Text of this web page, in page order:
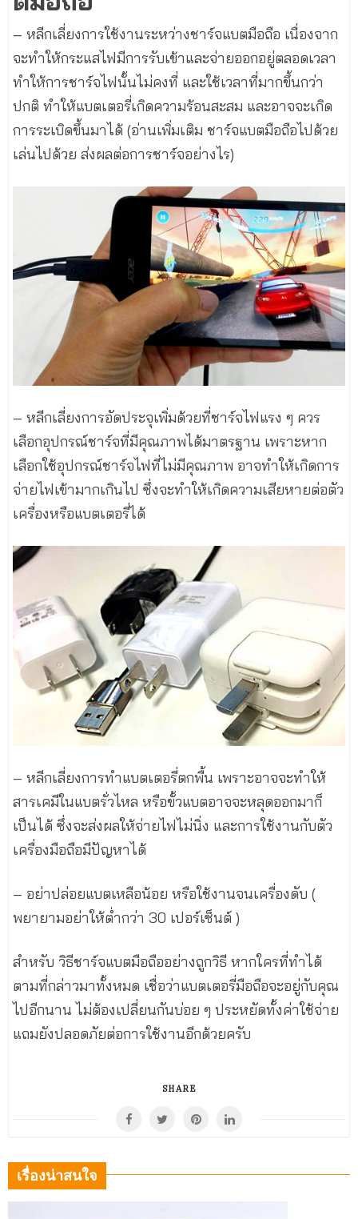
– หลีกเลี่ยงการใช้งานระหว่างชาร์จแบตมือถือ เนื่องจาก
จะทำให้กระแสไฟมีการรับเข้าและจ่ายออกอยู่ตลอดเวลา
ทำให้การชาร์จไฟนั้นไม่คงที่ และใช้เวลาที่มากขึ้นกว่า
ปกติ ทำให้แบตเตอรี่เกิดความร้อนสะสม และอาจจะเกิด
การระเบิดขึ้นมาได้ (อ่านเพิ่มเติม ชาร์จแบตมือถือไปด้วย
เล่นไปด้วย ส่งผลต่อการชาร์จอย่างไร)
– หลีกเลี่ยงการอัดประจุเพิ่มด้วยที่ชาร์จไฟแรง ๆ ควร
เลือกอุปกรณ์ชาร์จที่มีคุณภาพได้มาตรฐาน เพราะหาก
เลือกใช้อุปกรณ์ชาร์จไฟที่ไม่มีคุณภาพ อาจทำให้เกิดการ
จ่ายไฟเข้ามากเกินไป ซึ่งจะทำให้เกิดความเสียหายต่อตัว
เครื่องหรือแบตเตอรี่ได้
– หลีกเลี่ยงการทำแบตเตอรี่ตกพื้น เพราะอาจจะทำให้
สารเคมีในแบตรั่วไหล หรือขั้วแบตอาจจะหลุดออกมาก็
เป็นได้ ซึ่งจะส่งผลให้จ่ายไฟไม่นิ่ง และการใช้งานกับตัว
เครื่องมือถือมีปัญหาได้
– อย่าปล่อยแบตเหลือน้อย หรือใช้งานจนเครื่องดับ (
พยายามอย่าให้ต่ำกว่า 30 เปอร์เซ็นต์ )
สำหรับ วิธีชาร์จแบตมือถืออย่างถูกวิธี หากใครที่ทำได้
ตามที่กล่าวมาทั้งหมด เชื่อว่าแบตเตอรี่มือถือจะอยู่กับคุณ
ไปอีกนาน ไม่ต้องเปลี่ยนกันบ่อย ๆ ประหยัดทั้งค่าใช้จ่าย
แถมยังปลอดภัยต่อการใช้งานอีกด้วยครับ
SHARE
เรื่องน่าสนใจ